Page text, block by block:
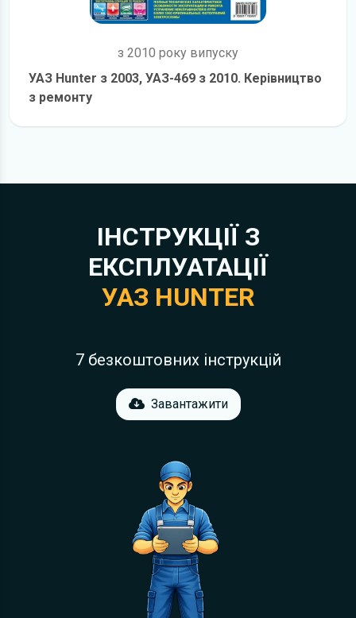
з 2010 року випуску
УАЗ Hunter з 2003, УАЗ-469 з 2010. Керівництво
з ремонту
ІНСТРУКЦІЇ З
ЕКСПЛУАТАЦІЇ
УАЗ HUNTER
7 безкоштовних інструкцій
Завантажити